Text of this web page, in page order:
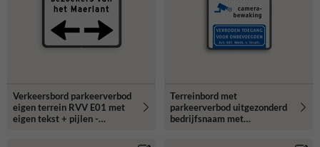
Verkeersbord parkeerverbod
eigen terrein RVV E01 met
eigen tekst + pijlen -
Terreinbord met
parkeerverbod uitgezonderd
bedrijfsnaam met